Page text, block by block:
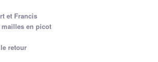
et Francis
mailles en picot
retour